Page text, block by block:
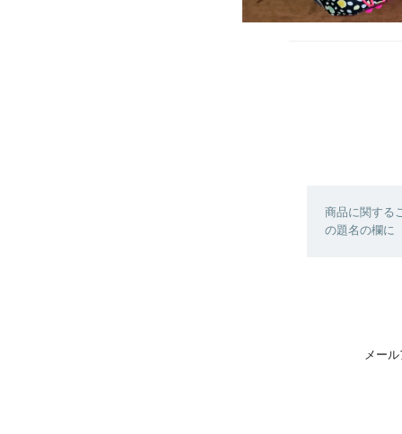
商品に関する
の題名の欄に
メー